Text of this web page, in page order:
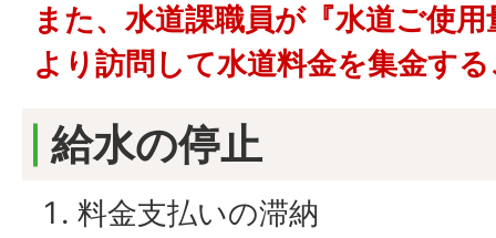
また、水道課職員が『水道ご使
より訪問して水道料金を集金す
給水の停止
料金支払いの滞納